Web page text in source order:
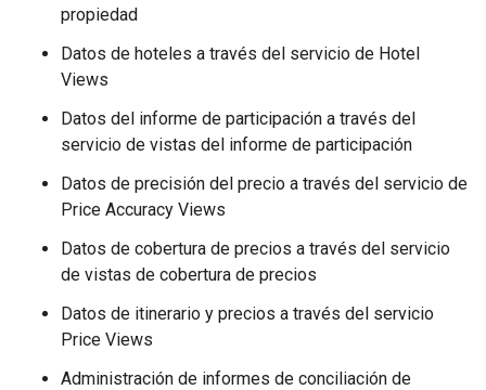
propiedad
Datos de hoteles a través del servicio de Hotel
Views
Datos del informe de participación a través del
servicio de vistas del informe de participación
Datos de precisión del precio a través del servicio de
Price Accuracy Views
Datos de cobertura de precios a través del servicio
de vistas de cobertura de precios
Datos de itinerario y precios a través del servicio
Price Views
Administración de informes de conciliación de